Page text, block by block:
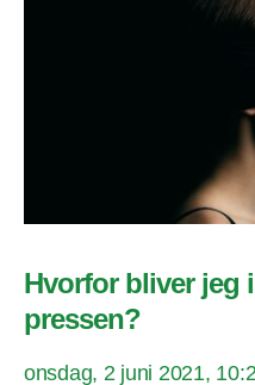
Hvorfor bliver jeg
pressen?
onsdag, 2 juni 2021,